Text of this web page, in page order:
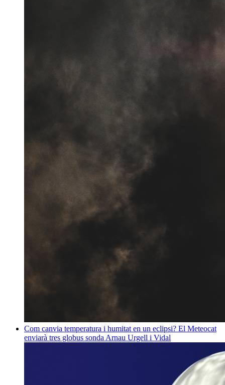
Com canvia temperatura i humitat en un eclipsi? El Meteocat
enviarà tres globus sonda Arnau Urgell i Vidal